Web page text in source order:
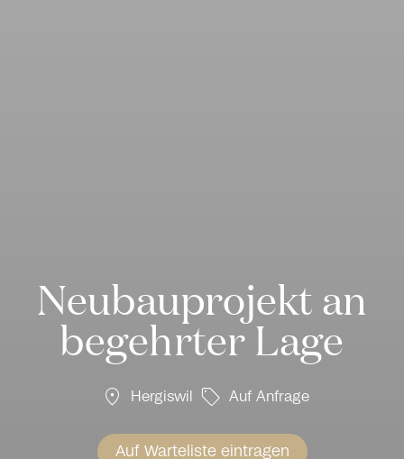
Neubauprojekt an
begehrter Lage
location_on Hergiswil sell Auf Anfrage
Auf Warteliste eintragen